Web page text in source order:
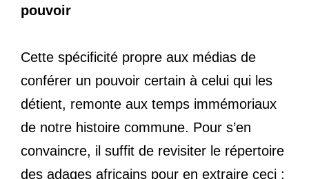
pouvoir
Cette spécificité propre aux médias de
conférer un pouvoir certain à celui qui les
détient, remonte aux temps immémoriaux
de notre histoire commune. Pour s’en
convaincre, il suffit de revisiter le répertoire
des adages africains pour en extraire ceci :